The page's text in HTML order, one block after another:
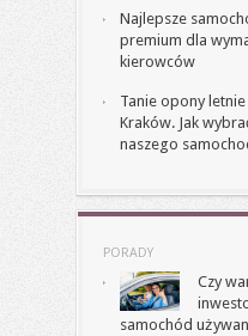
Najlepsze
premium dla
kierowców
Tanie opony
Kraków. Jak
naszego
PORADY
Czy
samochód